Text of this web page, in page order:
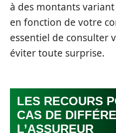
à des montants variant
en fonction de votre
essentiel de consulter
éviter toute surprise.
LES RECOURS
CAS DE
L’ASSUREUR